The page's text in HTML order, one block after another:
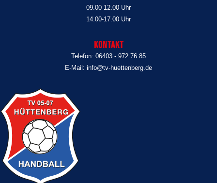
09.00-12.00 Uhr
14.00-17.00 Uhr
Kontakt
Telefon: 06403 - 972 76 85
E-Mail: info@tv-huettenberg.de